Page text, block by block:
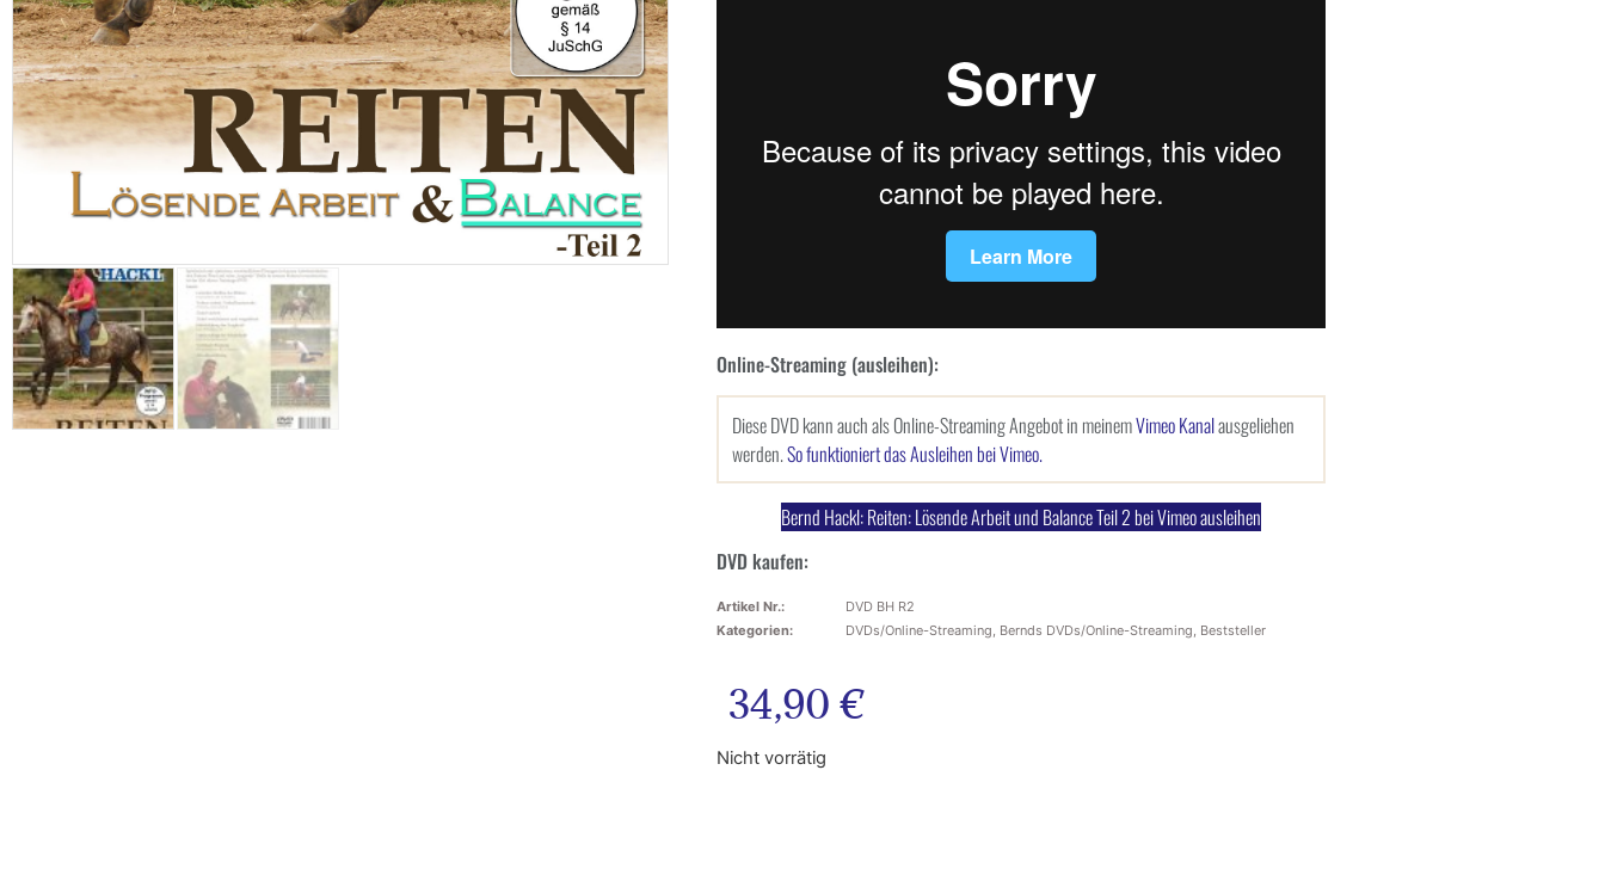
Online-Streaming (ausleihen):
Diese DVD kann auch als Online-Streaming Angebot in meinemVimeo Kanalausgeliehen
werden.So funktioniert das Ausleihen bei Vimeo.
Bernd Hackl: Reiten: Lösende Arbeit und Balance Teil 2 bei Vimeo ausleihen
DVD kaufen:
Artikel Nr.:
DVD BH R2
Kategorien:
DVDs/Online-Streaming, Bernds DVDs/Online-Streaming, Beststeller
34,90 €
Nicht vorrätig